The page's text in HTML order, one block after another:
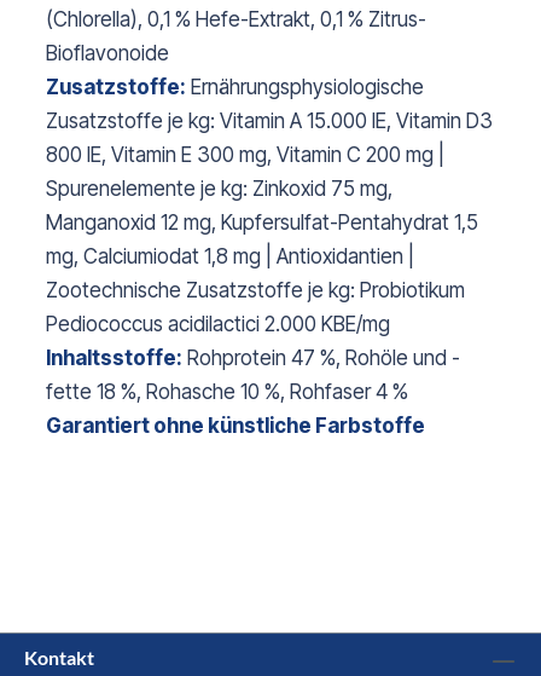
(Chlorella), 0,1 % Hefe-Extrakt, 0,1 % Zitrus-
Bioflavonoide
Zusatzstoffe: Ernährungsphysiologische
Zusatzstoffe je kg: Vitamin A 15.000 IE, Vitamin D3
800 IE, Vitamin E 300 mg, Vitamin C 200 mg |
Spurenelemente je kg: Zinkoxid 75 mg,
Manganoxid 12 mg, Kupfersulfat-Pentahydrat 1,5
mg, Calciumiodat 1,8 mg | Antioxidantien |
Zootechnische Zusatzstoffe je kg: Probiotikum
Pediococcus acidilactici 2.000 KBE/mg
Inhaltsstoffe: Rohprotein 47 %, Rohöle und -
fette 18 %, Rohasche 10 %, Rohfaser 4 %
Garantiert ohne künstliche Farbstoffe
Kontakt